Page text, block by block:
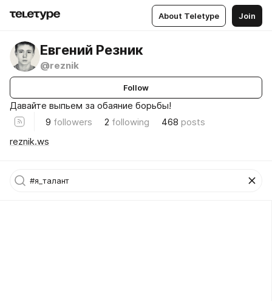
About Teletype Join
Евгений Резник
@reznik
Follow
Давайте выпьем за обаяние борьбы!
9 followers 2 following 468 posts
reznik.ws